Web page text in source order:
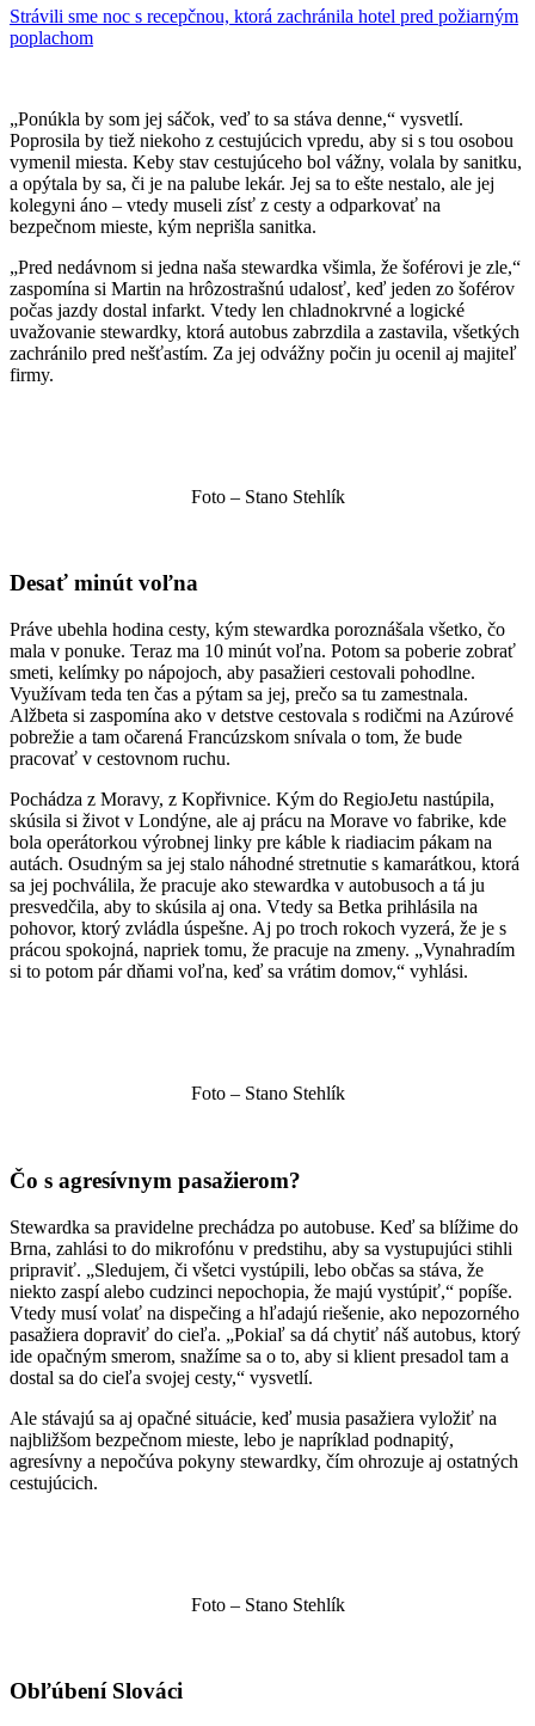
Strávili sme noc s recepčnou, ktorá zachránila hotel pred požiarným
poplachom
„Ponúkla by som jej sáčok, veď to sa stáva denne,“ vysvetlí.
Poprosila by tiež niekoho z cestujúcich vpredu, aby si s tou osobou
vymenil miesta. Keby stav cestujúceho bol vážny, volala by sanitku,
a opýtala by sa, či je na palube lekár. Jej sa to ešte nestalo, ale jej
kolegyni áno – vtedy museli zísť z cesty a odparkovať na
bezpečnom mieste, kým neprišla sanitka.
„Pred nedávnom si jedna naša stewardka všimla, že šoférovi je zle,“
zaspomína si Martin na hrôzostrašnú udalosť, keď jeden zo šoférov
počas jazdy dostal infarkt. Vtedy len chladnokrvné a logické
uvažovanie stewardky, ktorá autobus zabrzdila a zastavila, všetkých
zachránilo pred nešťastím. Za jej odvážny počin ju ocenil aj majiteľ
firmy.
Foto – Stano Stehlík
Desať minút voľna
Práve ubehla hodina cesty, kým stewardka poroznášala všetko, čo
mala v ponuke. Teraz ma 10 minút voľna. Potom sa poberie zobrať
smeti, kelímky po nápojoch, aby pasažieri cestovali pohodlne.
Využívam teda ten čas a pýtam sa jej, prečo sa tu zamestnala.
Alžbeta si zaspomína ako v detstve cestovala s rodičmi na Azúrové
pobrežie a tam očarená Francúzskom snívala o tom, že bude
pracovať v cestovnom ruchu.
Pochádza z Moravy, z Kopřivnice. Kým do RegioJetu nastúpila,
skúsila si život v Londýne, ale aj prácu na Morave vo fabrike, kde
bola operátorkou výrobnej linky pre káble k riadiacim pákam na
autách. Osudným sa jej stalo náhodné stretnutie s kamarátkou, ktorá
sa jej pochválila, že pracuje ako stewardka v autobusoch a tá ju
presvedčila, aby to skúsila aj ona. Vtedy sa Betka prihlásila na
pohovor, ktorý zvládla úspešne. Aj po troch rokoch vyzerá, že je s
prácou spokojná, napriek tomu, že pracuje na zmeny. „Vynahradím
si to potom pár dňami voľna, keď sa vrátim domov,“ vyhlási.
Foto – Stano Stehlík
Čo s agresívnym pasažierom?
Stewardka sa pravidelne prechádza po autobuse. Keď sa blížime do
Brna, zahlási to do mikrofónu v predstihu, aby sa vystupujúci stihli
pripraviť. „Sledujem, či všetci vystúpili, lebo občas sa stáva, že
niekto zaspí alebo cudzinci nepochopia, že majú vystúpiť,“ popíše.
Vtedy musí volať na dispečing a hľadajú riešenie, ako nepozorného
pasažiera dopraviť do cieľa. „Pokiaľ sa dá chytiť náš autobus, ktorý
ide opačným smerom, snažíme sa o to, aby si klient presadol tam a
dostal sa do cieľa svojej cesty,“ vysvetlí.
Ale stávajú sa aj opačné situácie, keď musia pasažiera vyložiť na
najbližšom bezpečnom mieste, lebo je napríklad podnapitý,
agresívny a nepočúva pokyny stewardky, čím ohrozuje aj ostatných
cestujúcich.
Foto – Stano Stehlík
Obľúbení Slováci